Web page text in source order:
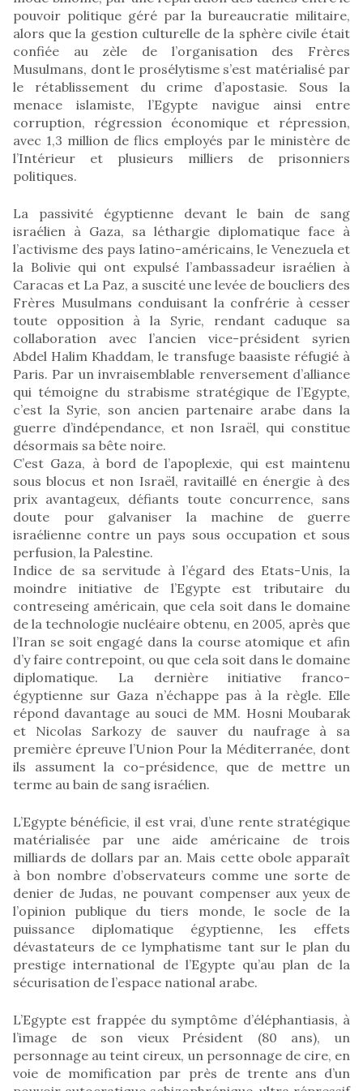
pouvoir politique géré par la bureaucratie militaire,
alors que la gestion culturelle de la sphère civile était
confiée au zèle de l’organisation des Frères
Musulmans, dont le prosélytisme s’est matérialisé par
le rétablissement du crime d’apostasie. Sous la
menace islamiste, l’Egypte navigue ainsi entre
corruption, régression économique et répression,
avec 1,3 million de flics employés par le ministère de
l’Intérieur et plusieurs milliers de prisonniers
politiques.
La passivité égyptienne devant le bain de sang
israélien à Gaza, sa léthargie diplomatique face à
l’activisme des pays latino-américains, le Venezuela et
la Bolivie qui ont expulsé l’ambassadeur israélien à
Caracas et La Paz, a suscité une levée de boucliers des
Frères Musulmans conduisant la confrérie à cesser
toute opposition à la Syrie, rendant caduque sa
collaboration avec l’ancien vice-président syrien
Abdel Halim Khaddam, le transfuge baasiste réfugié à
Paris. Par un invraisemblable renversement d’alliance
qui témoigne du strabisme stratégique de l’Egypte,
c’est la Syrie, son ancien partenaire arabe dans la
guerre d’indépendance, et non Israël, qui constitue
désormais sa bête noire.
C’est Gaza, à bord de l’apoplexie, qui est maintenu
sous blocus et non Israël, ravitaillé en énergie à des
prix avantageux, défiants toute concurrence, sans
doute pour galvaniser la machine de guerre
israélienne contre un pays sous occupation et sous
perfusion, la Palestine.
Indice de sa servitude à l’égard des Etats-Unis, la
moindre initiative de l’Egypte est tributaire du
contreseing américain, que cela soit dans le domaine
de la technologie nucléaire obtenu, en 2005, après que
l’Iran se soit engagé dans la course atomique et afin
d’y faire contrepoint, ou que cela soit dans le domaine
diplomatique. La dernière initiative franco-
égyptienne sur Gaza n’échappe pas à la règle. Elle
répond davantage au souci de MM. Hosni Moubarak
et Nicolas Sarkozy de sauver du naufrage à sa
première épreuve l’Union Pour la Méditerranée, dont
ils assument la co-présidence, que de mettre un
terme au bain de sang israélien.
L’Egypte bénéficie, il est vrai, d’une rente stratégique
matérialisée par une aide américaine de trois
milliards de dollars par an. Mais cette obole apparaît
à bon nombre d’observateurs comme une sorte de
denier de Judas, ne pouvant compenser aux yeux de
l’opinion publique du tiers monde, le socle de la
puissance diplomatique égyptienne, les effets
dévastateurs de ce lymphatisme tant sur le plan du
prestige international de l’Egypte qu’au plan de la
sécurisation de l’espace national arabe.
L’Egypte est frappée du symptôme d’éléphantiasis, à
l’image de son vieux Président (80 ans), un
personnage au teint cireux, un personnage de cire, en
voie de momification par près de trente ans d’un